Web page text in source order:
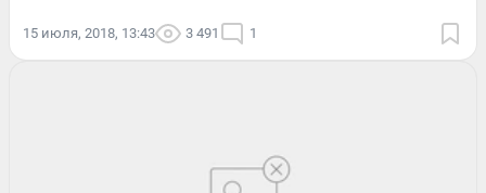
15 июля, 2018, 13:43 3 491 1